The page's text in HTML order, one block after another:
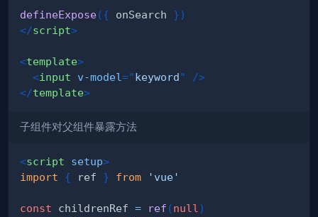
defineExpose({ onSearch })
</script>
<template>
<input v-model="keyword"
/>
</template>
子组件对父组件暴露方法
<script setup>
import
{ ref } from 'vue'
const childrenRef = ref (null )